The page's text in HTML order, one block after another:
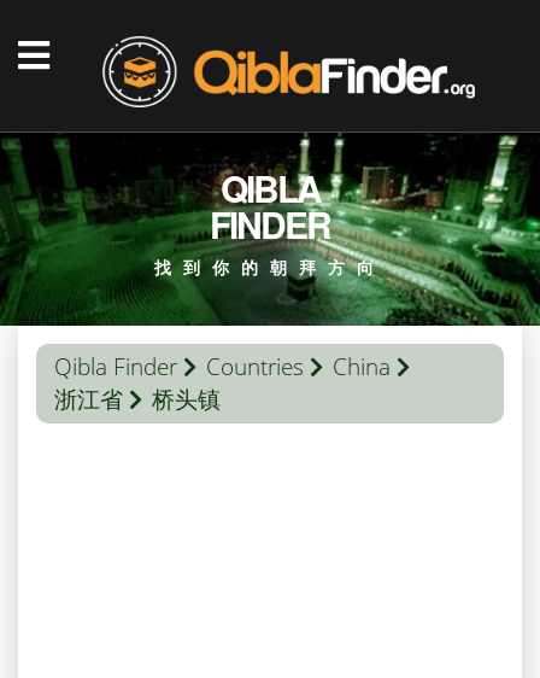
QIBLA
FINDER
找到你的朝拜方向
Qibla Finder Countries
China
浙江省
桥头镇